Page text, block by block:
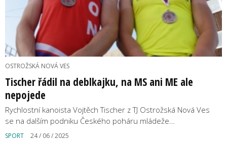
OSTROŽSKÁ NOVÁ VES
Tischer řádil na deblkajku, na MS ani ME ale
nepojede
Rychlostní kanoista Vojtěch Tischer z TJ Ostrožská Nová Ves
se na dalším podniku Českého poháru mládeže…
SPORT 24 / 06 / 2025